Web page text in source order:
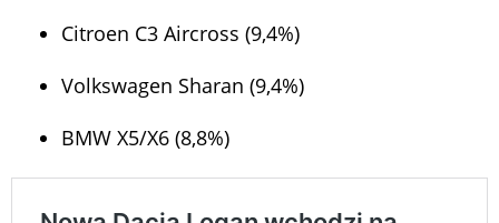
Citroen C3 Aircross (9,4%)
Volkswagen Sharan (9,4%)
BMW X5/X6 (8,8%)